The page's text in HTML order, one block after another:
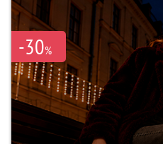
-30%